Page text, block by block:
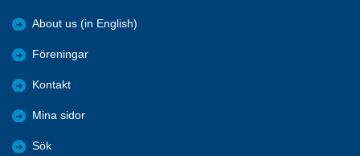
About us (in English)
Föreningar
Kontakt
Mina sidor
Sök